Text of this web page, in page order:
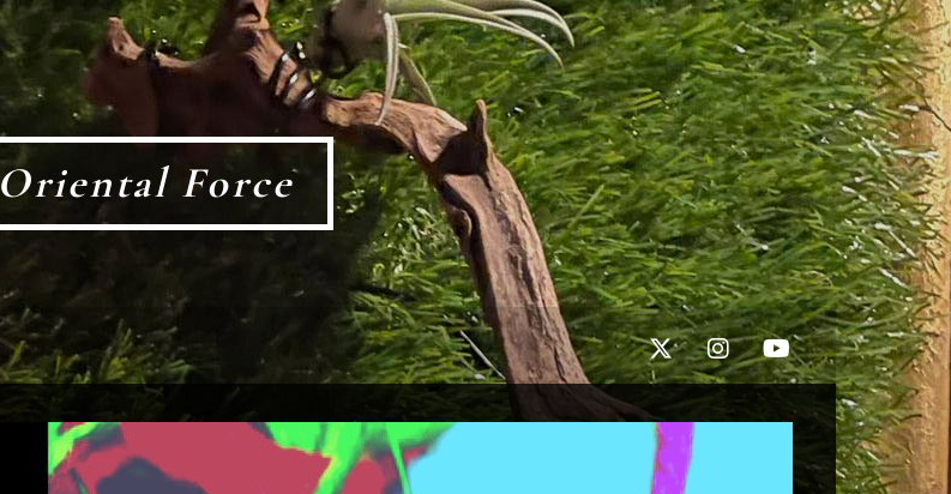
Oriental Force